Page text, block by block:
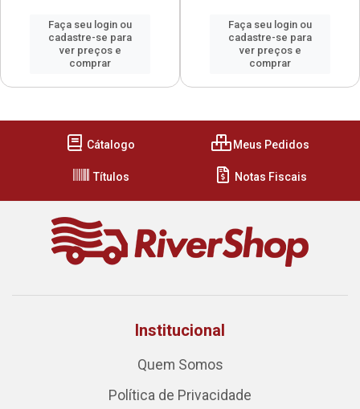
Faça seu login ou
cadastre-se para
ver preços e
comprar
Faça seu login ou
cadastre-se para
ver preços e
comprar
Cátalogo Meus Pedidos
Títulos Notas Fiscais
Institucional
Quem Somos
Política de Privacidade